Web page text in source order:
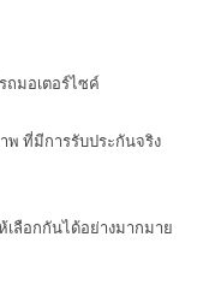
ถมอเตอร์ไซค์
ที่มีการรับประกันจริง
ลือกกันได้อย่างมากมาย